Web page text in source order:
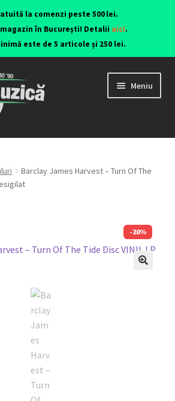
la comenzi peste 500 lei.
în București! Detalii aici.
este de 5 articole și 250 lei.
Meniu
anii 70-90
Barclay James Harvest – Turn Of The
-20%